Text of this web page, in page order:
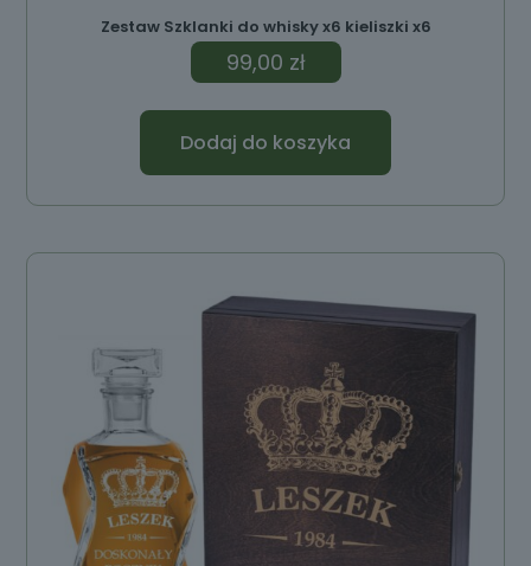
Zestaw Szklanki do whisky x6 kieliszki x6
99,00 zł
Dodaj do koszyka